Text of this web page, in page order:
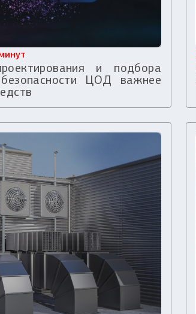
и подбора
ЦОД важнее